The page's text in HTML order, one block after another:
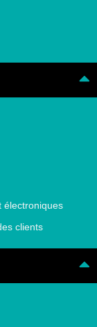
électroniques
clients